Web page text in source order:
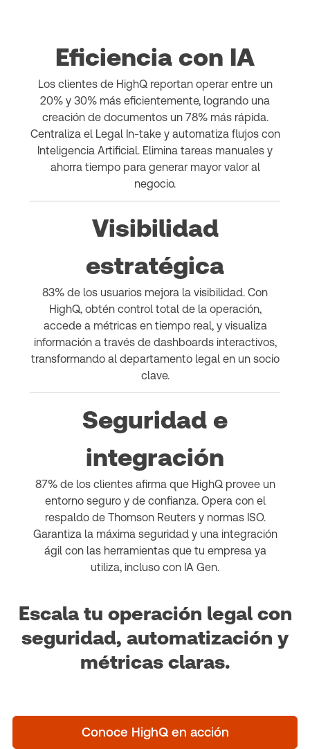
Eficiencia con IA
Los clientes de HighQ reportan operar entre un
20% y 30% más eficientemente, logrando una
creación de documentos un 78% más rápida.
Centraliza el Legal In-take y automatiza flujos con
Inteligencia Artificial. Elimina tareas manuales y
ahorra tiempo para generar mayor valor al
negocio.
Visibilidad
estratégica
83% de los usuarios mejora la visibilidad. Con
HighQ, obtén control total de la operación,
accede a métricas en tiempo real, y visualiza
información a través de dashboards interactivos,
transformando al departamento legal en un socio
clave.
Seguridad e
integración
87% de los clientes afirma que HighQ provee un
entorno seguro y de confianza. Opera con el
respaldo de Thomson Reuters y normas ISO.
Garantiza la máxima seguridad y una integración
ágil con las herramientas que tu empresa ya
utiliza, incluso con IA Gen.
Escala tu operación legal con
seguridad, automatización y
métricas claras.
Conoce HighQ en acción